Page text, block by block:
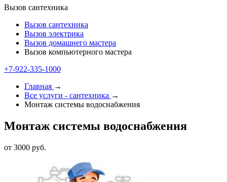
Вызов сантехника
Вызов сантехника
Вызов электрика
Вызов домашнего мастера
Вызов компьютерного мастера
+7-922-335-1000
Главная →
Все услуги - cантехника →
Монтаж системы водоснабжения
Монтаж системы водоснабжения
от 3000 руб.